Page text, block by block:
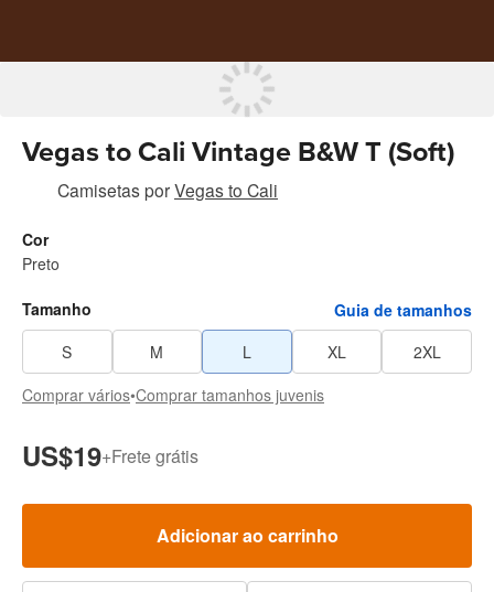
Vegas to Cali Vintage B&W T (Soft)
CamisetasporVegas to Cali
Cor
Preto
Tamanho
Guia de tamanhos
S
M L XL
2XL
Comprar vários•Comprar tamanhos juvenis
US$19+Frete grátis
Adicionar ao carrinho